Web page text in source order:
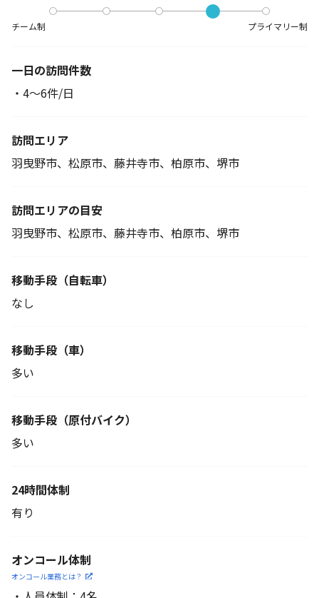
チーム制 プライマリー制
一日の訪問件数
・4～6件/日
訪問エリア
羽曳野市、松原市、藤井寺市、柏原市、堺市
訪問エリアの目安
羽曳野市、松原市、藤井寺市、柏原市、堺市
移動手段 （自転車）
なし
移動手段（車）
多い
移動手段 （原付バイク）
多い
24時間体制
有り
オンコール体制
オンコール業務とは？